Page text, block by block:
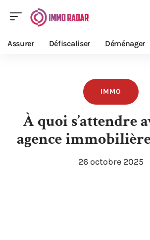
Assurer Défiscaliser Déménager
IMMO
À quoi s’attendre
agence
26 octobre 2025